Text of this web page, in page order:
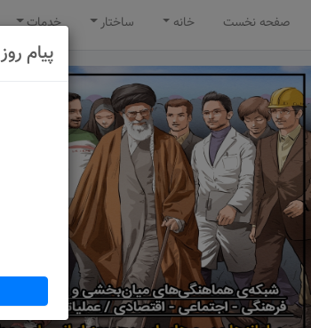
صفحه نخست خانه ساختار خدمات
پیام روز